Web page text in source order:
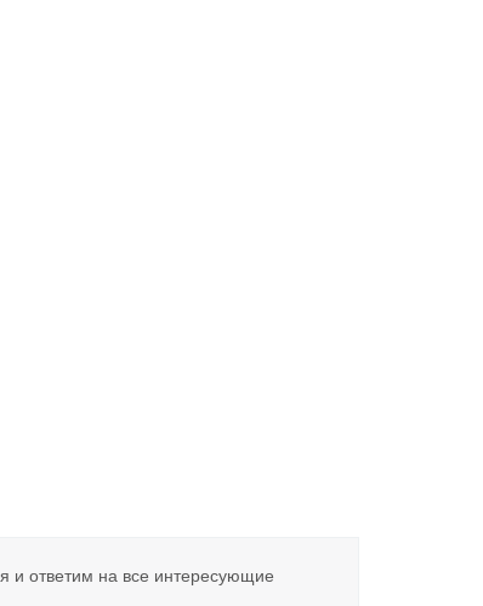
и ответим на все интересующие